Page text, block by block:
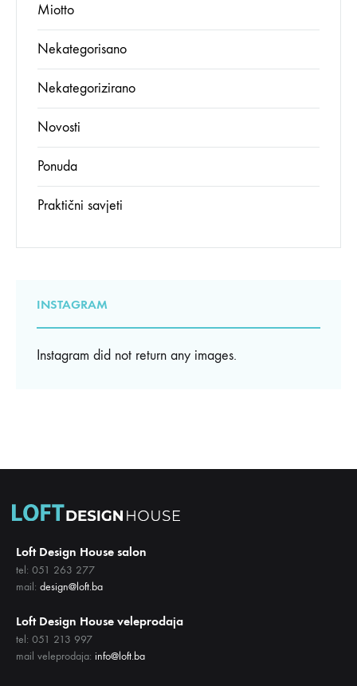
Miotto
Nekategorisano
Nekategorizirano
Novosti
Ponuda
Praktični savjeti
INSTAGRAM
Instagram did not return any images.
Loft Design House salon
tel: 051 263 277
mail: design@loft.ba
Loft Design House veleprodaja
tel: 051 213 997
mail veleprodaja: info@loft.ba